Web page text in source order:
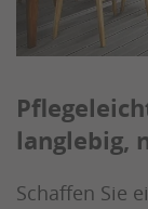
langlebig,
Schaffen Sie